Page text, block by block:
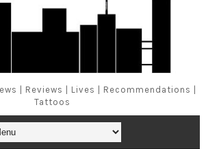
| Reviews | Lives | Recommendations |
Tattoos